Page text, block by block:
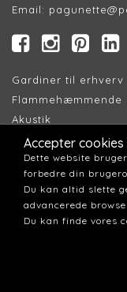
Email:
Gardiner til erhverv
Flammehæmmende
Akustik
Find Forhandler
Cookiepolitik
Accepter
Dette website
forbedre din
Du kan altid slette
advancerede
Du kan finde vores